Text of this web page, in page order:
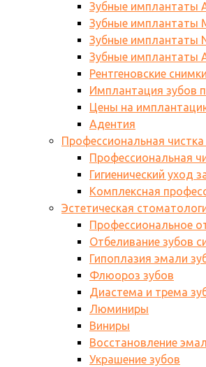
Зубные имплантаты
Зубные имплантаты
Зубные имплантаты
Зубные имплантаты
Рентгеновские
Имплантация зубов
Цены на
Адентия
Профессиональная чистка
Профессиональная
Гигиенический уход
Комплексная
Эстетическая
Профессиональное
Отбеливание зубов
Гипоплазия эмали
Флюороз зубов
Диастема и трема
Люминиры
Виниры
Восстановление
Украшение зубов